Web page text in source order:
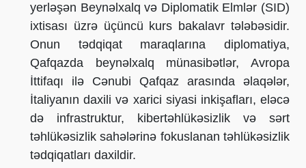
yerləşən Beynəlxalq və Diplomatik Elmlər (SID)
ixtisası üzrə üçüncü kurs bakalavr tələbəsidir.
Onun tədqiqat maraqlarına diplomatiya,
Qafqazda beynəlxalq münasibətlər, Avropa
İttifaqı ilə Cənubi Qafqaz arasında əlaqələr,
İtaliyanın daxili və xarici siyasi inkişafları, eləcə
də infrastruktur, kibertəhlükəsizlik və sərt
təhlükəsizlik sahələrinə fokuslanan təhlükəsizlik
tədqiqatları daxildir.